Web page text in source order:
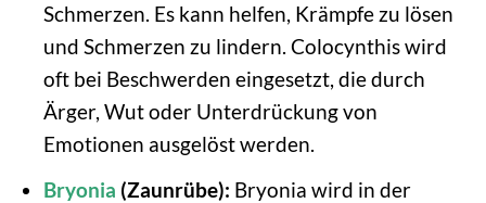
Schmerzen. Es kann helfen, Krämpfe zu lösen
und Schmerzen zu lindern. Colocynthis wird
oft bei Beschwerden eingesetzt, die durch
Ärger, Wut oder Unterdrückung von
Emotionen ausgelöst werden.
Bryonia (Zaunrübe): Bryonia wird in der